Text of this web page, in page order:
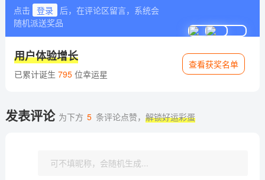
点击 登录
后，在评论区留言，系统会
随机派送奖品
用户体验增长
已累计诞生 795位幸运星
查看获奖名单
发表评论 为下方 5 条评论点赞，解锁好运彩蛋